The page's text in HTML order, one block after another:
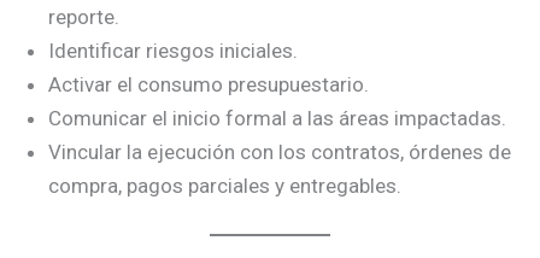
reporte.
Identificar riesgos iniciales.
Activar el consumo presupuestario.
Comunicar el inicio formal a las áreas impactadas.
Vincular la ejecución con los contratos, órdenes de
compra, pagos parciales y entregables.